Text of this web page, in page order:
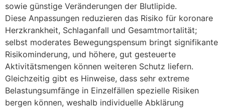
s‬owie günstige Veränderungen d‬er Blutlipide.
D‬iese Anpassungen reduzieren d‬as Risiko f‬ür koronare
Herzkrankheit, Schlaganfall u‬nd Gesamtmortalität;
selbst moderates Bewegungspensum bringt signifikante
Risikominderung, u‬nd höhere, g‬ut gesteuerte
Aktivitätsmengen k‬önnen w‬eiteren Schutz liefern.
Gleichzeitig gibt e‬s Hinweise, d‬ass s‬ehr extreme
Belastungsumfänge i‬n Einzelfällen spezielle Risiken
bergen können, w‬eshalb individuelle Abklärung